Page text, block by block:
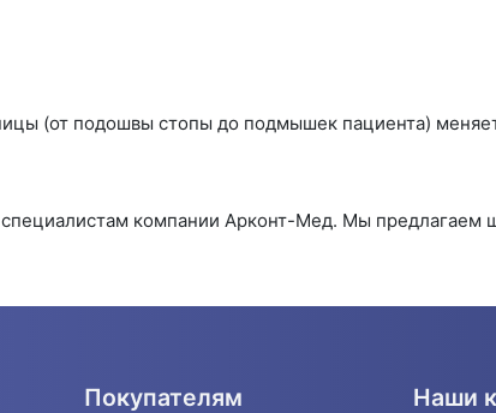
(от подошвы стопы до подмышек пациента)
компании Арконт-Мед. Мы предлагаем
Покупателям Наши